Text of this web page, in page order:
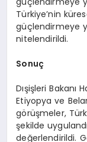
Türkiye’nin
güçlendirmeye
nitelendirildi.
Sonuç
Dışişleri Bakanı
Etiyopya ve
görüşmeler,
şekilde
değerlendirildi.